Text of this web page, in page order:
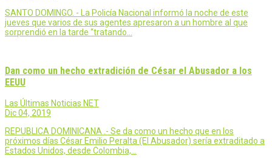
SANTO DOMINGO. - La Policía Nacional informó la noche de este
jueves que varios de sus agentes apresaron a un hombre al que
sorprendió en la tarde “tratando…
Dan como un hecho extradición de César el Abusador a los
EEUU
Las Últimas Noticias NET
Dic 04, 2019
REPUBLICA DOMINICANA .- Se da como un hecho que en los
próximos días César Emilio Peralta (El Abusador) sería extraditado a
Estados Unidos, desde Colombia,…